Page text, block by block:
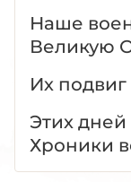
Наше
Великую
Их подвиг
Этих дней
Хроники